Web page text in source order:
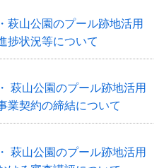
萩山公園のプール跡地活用
捗状況等について
萩山公園のプール跡地活用
契約の締結について
萩山公園のプール跡地活用